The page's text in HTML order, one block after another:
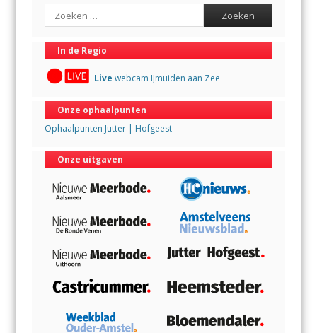
Search
In de Regio
Live webcam IJmuiden aan Zee
Onze ophaalpunten
Ophaalpunten Jutter | Hofgeest
Onze uitgaven